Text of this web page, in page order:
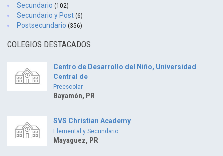
Secundario (102)
Secundario y Post (6)
Postsecundario (356)
COLEGIOS DESTACADOS
Centro de Desarrollo del Niño, Universidad
Central de
Preescolar
Bayamón, PR
SVS Christian Academy
Elemental y Secundario
Mayaguez, PR